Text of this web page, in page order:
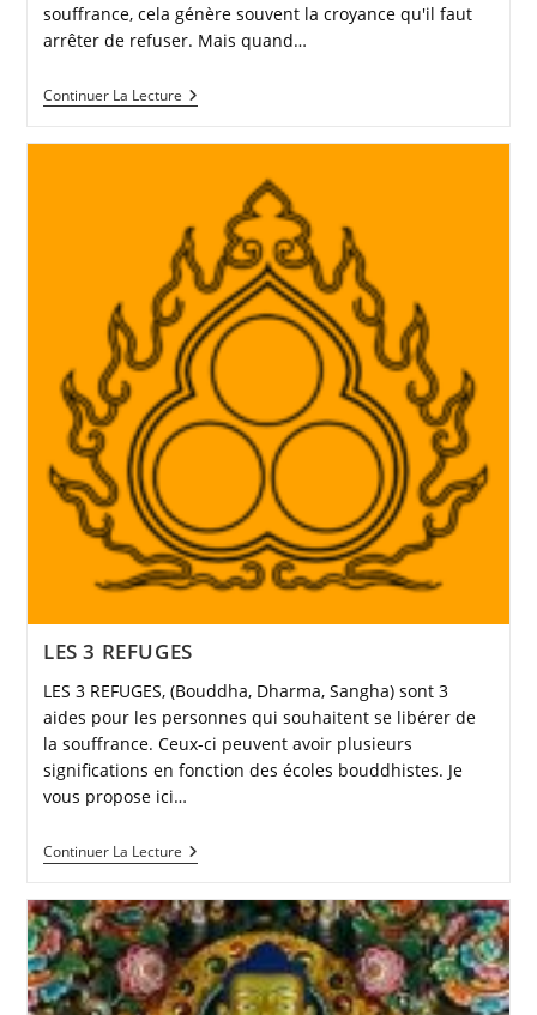
souffrance, cela génère souvent la croyance qu'il faut
arrêter de refuser. Mais quand…
Continuer La LectureLA
SOUFFRANCE
LES 3 REFUGES
LES 3 REFUGES, (Bouddha, Dharma, Sangha) sont 3
aides pour les personnes qui souhaitent se libérer de
la souffrance. Ceux-ci peuvent avoir plusieurs
significations en fonction des écoles bouddhistes. Je
vous propose ici…
Continuer La LectureLES
3